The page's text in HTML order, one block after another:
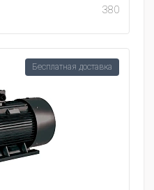
380
Бесплатная доставка